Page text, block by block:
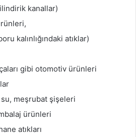
kanallar)
kalınlığındaki atıklar)
gibi otomotiv ürünleri
su, meşrubat şişeleri
ürünleri
atıkları